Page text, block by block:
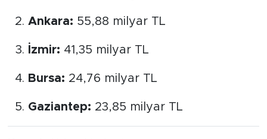
Ankara: 55,88 milyar TL
İzmir: 41,35 milyar TL
Bursa: 24,76 milyar TL
Gaziantep: 23,85 milyar TL